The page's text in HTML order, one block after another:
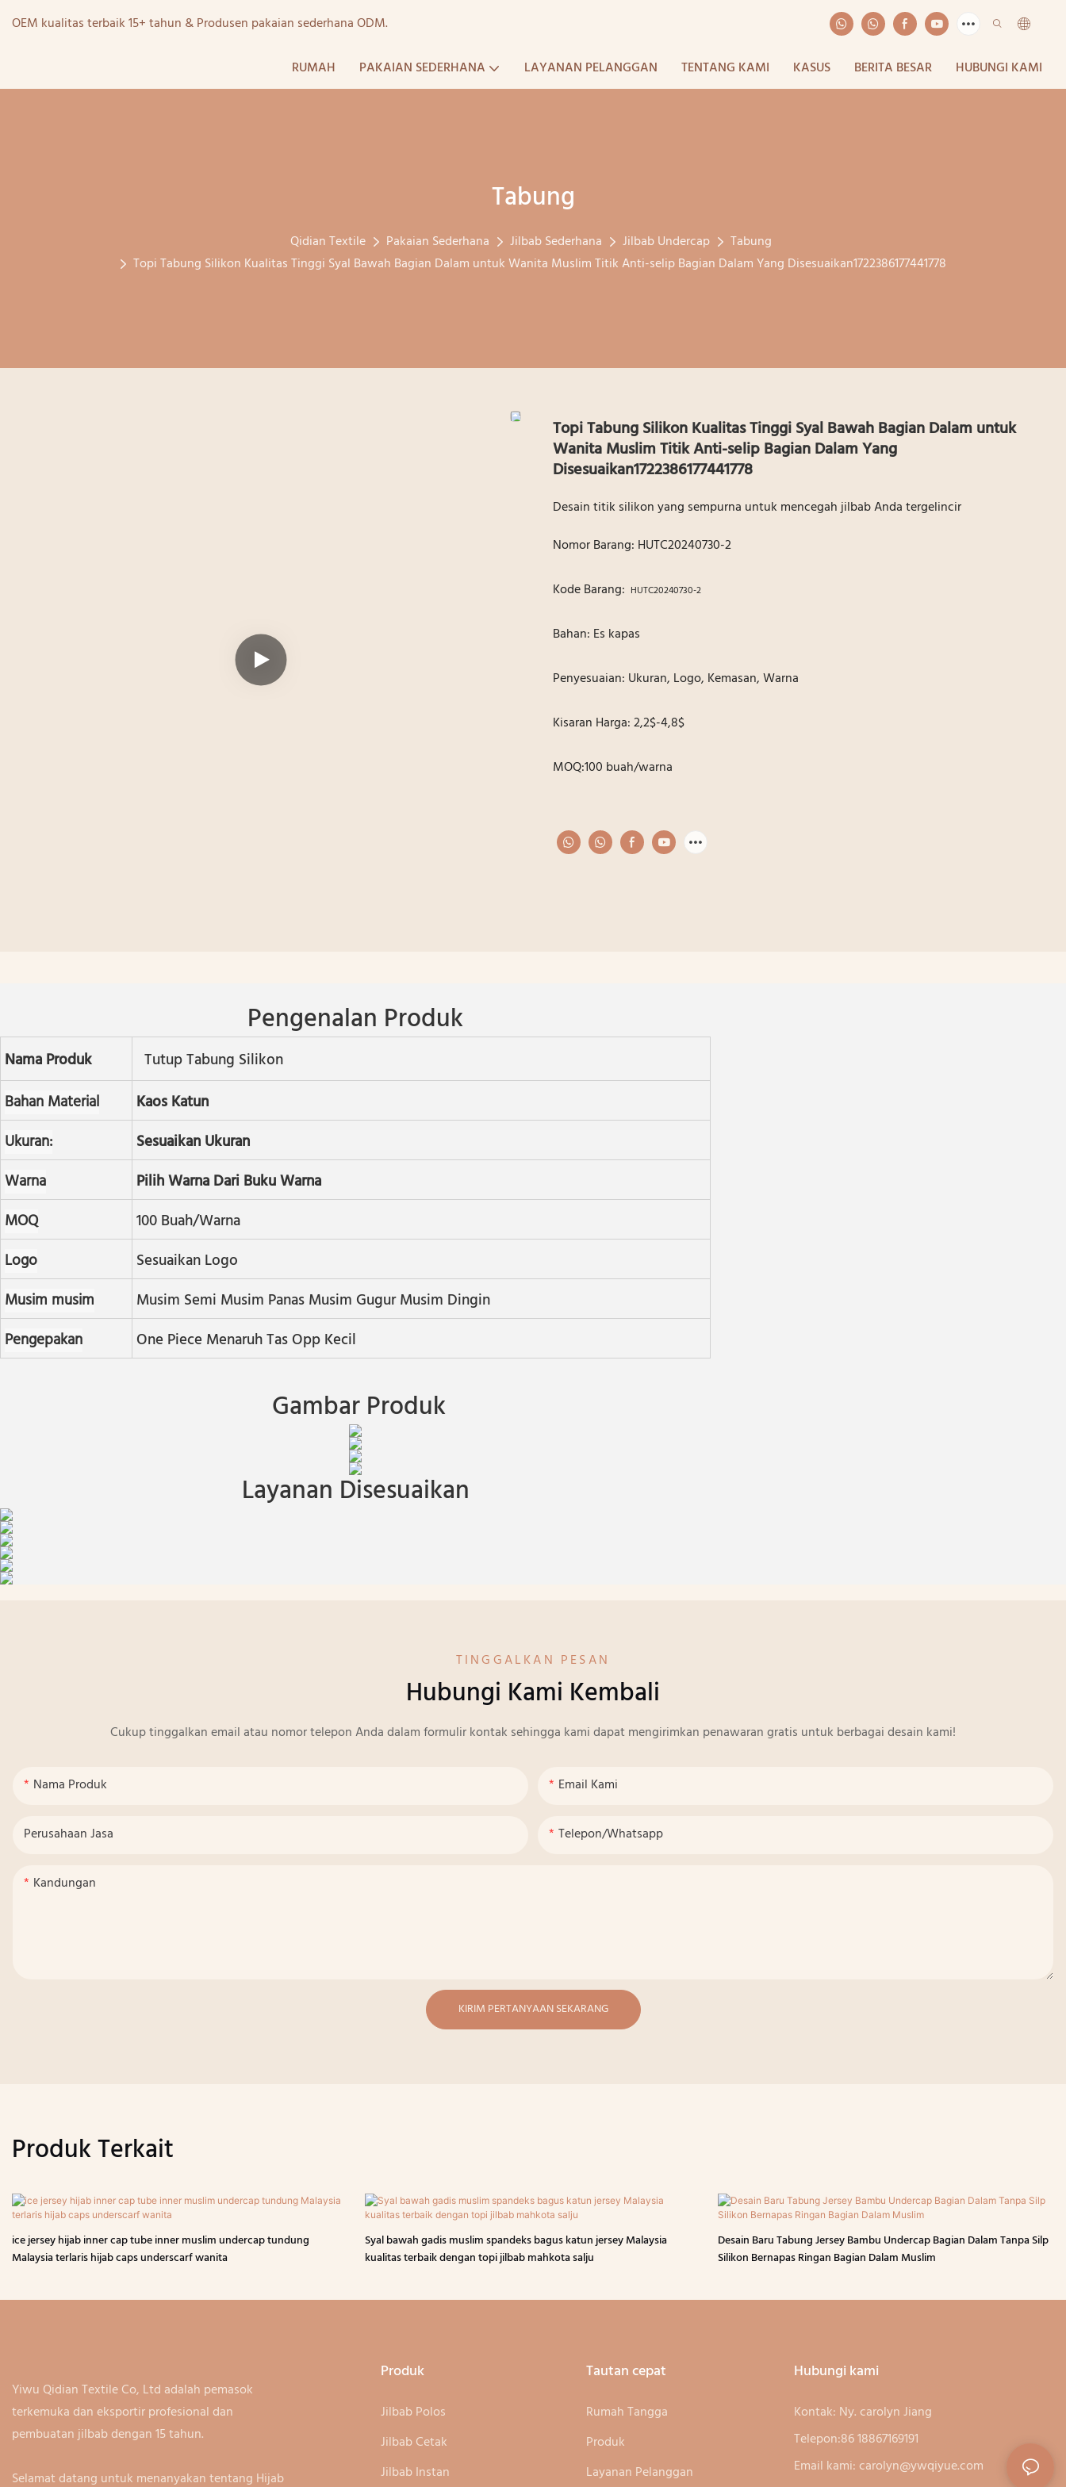
OEM kualitas terbaik 15+ tahun & Produsen pakaian sederhana ODM.
RUMAH PAKAIAN SEDERHANA LAYANAN PELANGGAN TENTANG KAMI KASUS BERITA BESAR HUBUNGI KAMI
Tabung
Qidian Textile Pakaian Sederhana Jilbab Sederhana Jilbab Undercap
Tabung
Topi Tabung Silikon Kualitas Tinggi Syal Bawah Bagian Dalam untuk Wanita Muslim Titik Anti-selip Bagian Dalam Yang Disesuaikan1722386177441778
Topi Tabung Silikon Kualitas Tinggi Syal Bawah Bagian Dalam untuk
Wanita Muslim Titik Anti-selip Bagian Dalam Yang
Disesuaikan1722386177441778
Desain titik silikon yang sempurna untuk mencegah jilbab Anda tergelincir
Nomor Barang: HUTC20240730-2
Kode Barang: HUTC20240730-2
Bahan: Es kapas
Penyesuaian: Ukuran, Logo, Kemasan, Warna
Kisaran Harga: 2,2$-4,8$
MOQ:100 buah/warna
Pengenalan Produk
Nama Produk
Tutup Tabung Silikon
Bahan Material
Kaos Katun
Ukuran:
Sesuaikan Ukuran
Warna
Pilih Warna Dari Buku Warna
MOQ
100 Buah/warna
Logo
Sesuaikan Logo
Musim musim
Musim Semi Musim Panas Musim Gugur Musim Dingin
Pengepakan
One Piece Menaruh Tas Opp Kecil
Gambar Produk
Layanan Disesuaikan
TINGGALKAN PESAN
Hubungi Kami Kembali
Cukup tinggalkan email atau nomor telepon Anda dalam formulir kontak sehingga kami dapat mengirimkan penawaran gratis untuk berbagai desain kami!
Nama Produk Email Kami
Perusahaan Jasa Telepon/whatsapp
Kandungan
KIRIM PERTANYAAN SEKARANG
Produk Terkait
ice jersey hijab inner cap tube inner muslim undercap tundung
Malaysia terlaris hijab caps underscarf wanita
Syal bawah gadis muslim spandeks bagus katun jersey Malaysia
kualitas terbaik dengan topi jilbab mahkota salju
Desain Baru Tabung Jersey Bambu Undercap Bagian Dalam Tanpa Silp
Silikon Bernapas Ringan Bagian Dalam Muslim
Yiwu Qidian Textile Co, Ltd adalah pemasok
terkemuka dan eksportir profesional dan
pembuatan jilbab dengan 15 tahun.
Selamat datang untuk menanyakan tentang Hijab
Produk
Jilbab Polos
Jilbab Cetak
Jilbab Instan
Tautan cepat
Rumah Tangga
Produk
Layanan Pelanggan
Hubungi kami
Kontak: Ny. carolyn Jiang
Telepon:86 18867169191
Email kami:carolyn@ywqiyue.com